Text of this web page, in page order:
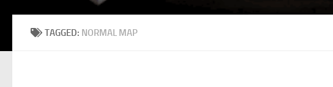
TAGGED: NORMAL MAP